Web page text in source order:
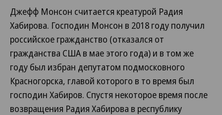
Джефф Монсон считается креатурой Радия
Хабирова. Господин Монсон в 2018 году получил
российское гражданство (отказался от
гражданства США в мае этого года) и в том же
году был избран депутатом подмосковного
Красногорска, главой которого в то время был
господин Хабиров. Спустя некоторое время после
возвращения Радия Хабирова в республику